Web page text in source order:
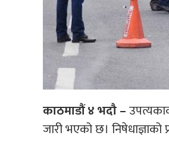
काठमाडौं ४ भदौ –
जारी भएको छ। निषेधाज्ञाको